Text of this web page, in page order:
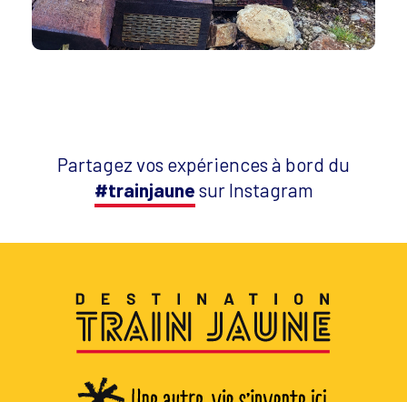
Partagez vos expériences à bord du
#trainjaune sur Instagram